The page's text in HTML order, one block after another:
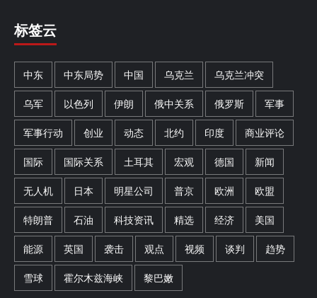
标签云
中东 中东局势 中国 乌克兰 乌克兰冲突
乌军 以色列 伊朗 俄中关系 俄罗斯 军事
军事行动 创业 动态 北约 印度 商业评论
国际 国际关系 土耳其 宏观 德国 新闻
无人机 日本 明星公司 普京 欧洲 欧盟
特朗普 石油 科技资讯 精选 经济 美国
能源 英国 袭击 观点 视频 谈判 趋势
雪球 霍尔木兹海峡 黎巴嫩